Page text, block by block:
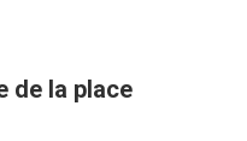
de la place